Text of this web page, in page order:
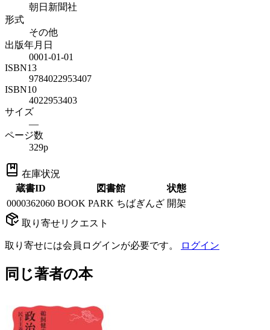
朝日新聞社
形式
その他
出版年月日
0001-01-01
ISBN13
9784022953407
ISBN10
4022953403
サイズ
—
ページ数
329p
在庫状況
蔵書ID
図書館
状態
0000362060 BOOK PARK ちばぎんざ 開架
取り寄せリクエスト
取り寄せには会員ログインが必要です。 ログイン
同じ著者の本